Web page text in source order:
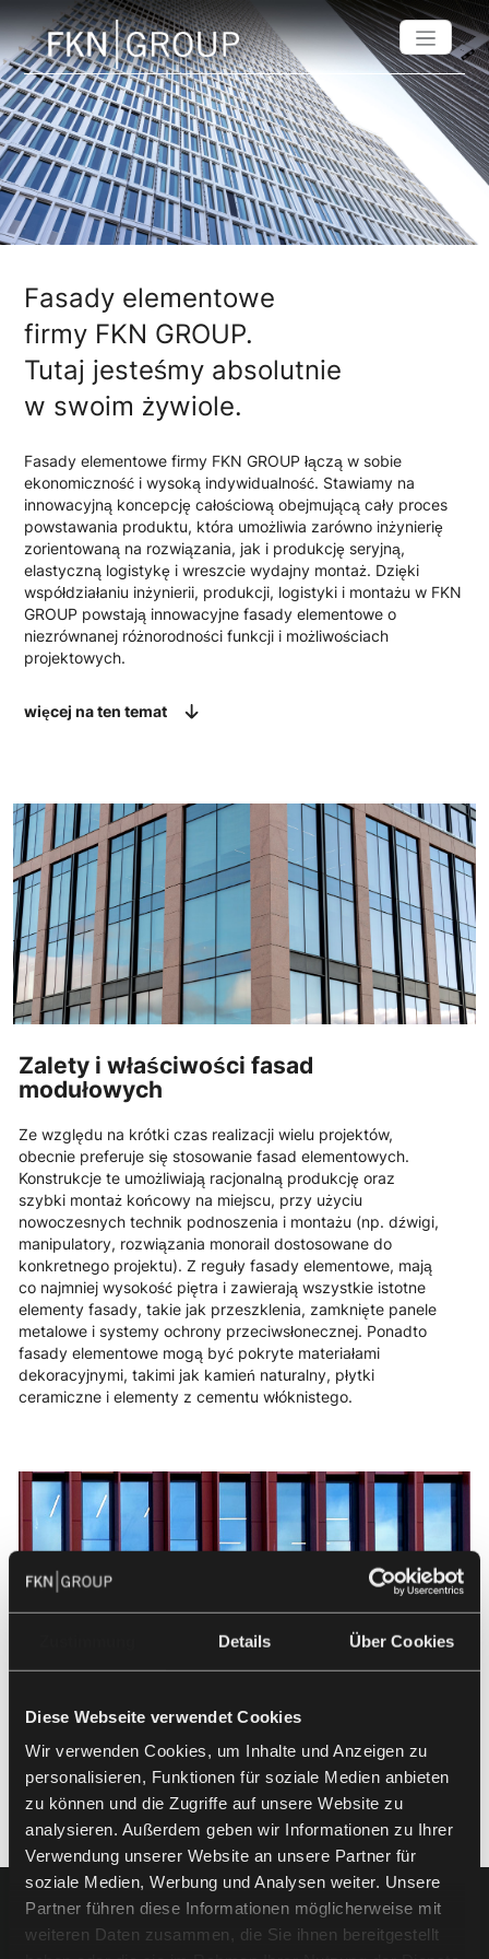
Details Über Cookies
Diese Webseite verwendet Cookies
Wir verwenden Cookies, um Inhalte und Anzeigen zu
personalisieren, Funktionen für soziale Medien anbieten
zu können und die Zugriffe auf unsere Website zu
analysieren. Außerdem geben wir Informationen zu Ihrer
Verwendung unserer Website an unsere Partner für
soziale Medien, Werbung und Analysen weiter. Unsere
Partner führen diese Informationen möglicherweise mit
weiteren Daten zusammen, die Sie ihnen bereitgestellt
Fasady elementowe
firmy FKN GROUP.
Tutaj jesteśmy absolutnie
w swoim żywiole.
Fasady elementowe firmy FKN GROUP łączą w sobie
ekonomiczność i wysoką indywidualność. Stawiamy na
innowacyjną koncepcję całościową obejmującą cały proces
powstawania produktu, która umożliwia zarówno inżynierię
zorientowaną na rozwiązania, jak i produkcję seryjną,
elastyczną logistykę i wreszcie wydajny montaż. Dzięki
współdziałaniu inżynierii, produkcji, logistyki i montażu w FKN
GROUP powstają innowacyjne fasady elementowe o
niezrównanej różnorodności funkcji i możliwościach
projektowych.
więcej na ten temat
Zalety i właściwości fasad
modułowych
Ze względu na krótki czas realizacji wielu projektów,
obecnie preferuje się stosowanie fasad elementowych.
Konstrukcje te umożliwiają racjonalną produkcję oraz
szybki montaż końcowy na miejscu, przy użyciu
nowoczesnych technik podnoszenia i montażu (np. dźwigi,
manipulatory, rozwiązania monorail dostosowane do
konkretnego projektu). Z reguły fasady elementowe, mają
co najmniej wysokość piętra i zawierają wszystkie istotne
elementy fasady, takie jak przeszklenia, zamknięte panele
metalowe i systemy ochrony przeciwsłonecznej. Ponadto
fasady elementowe mogą być pokryte materiałami
dekoracyjnymi, takimi jak kamień naturalny, płytki
ceramiczne i elementy z cementu włóknistego.